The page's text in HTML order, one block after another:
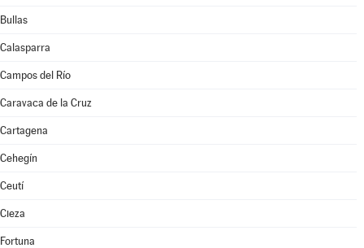
Bullas
Calasparra
Campos del Río
Caravaca de la Cruz
Cartagena
Cehegín
Ceutí
Cieza
Fortuna